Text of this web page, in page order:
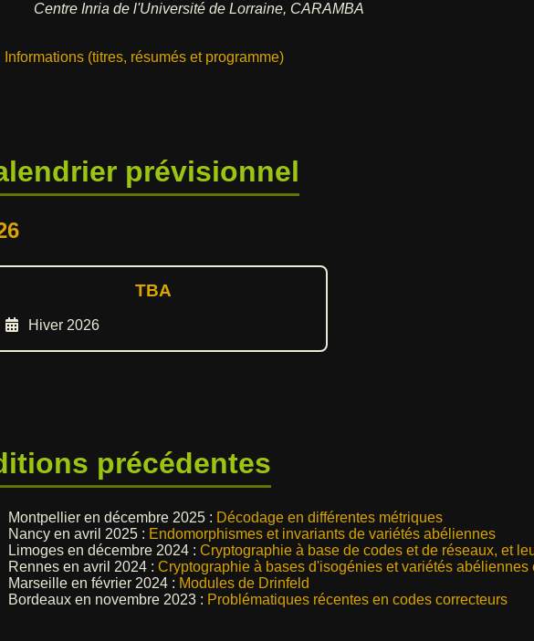
Centre Inria de l'Université de Lorraine, CARAMBA
Informations (titres, résumés et programme)
prévisionnel
TBA
Hiver 2026
précédentes
Montpellier en décembre 2025 : Décodage en différentes métriques
Nancy en avril 2025 : Endomorphismes et invariants de variétés abéliennes
Limoges en décembre 2024 :Cryptographie à base de codes et de réseaux, et
Rennes en avril 2024 :Cryptographie à bases d'isogénies et variétés
Marseille en février 2024 : Modules de Drinfeld
Bordeaux en novembre 2023 : Problématiques récentes en codes correcteurs